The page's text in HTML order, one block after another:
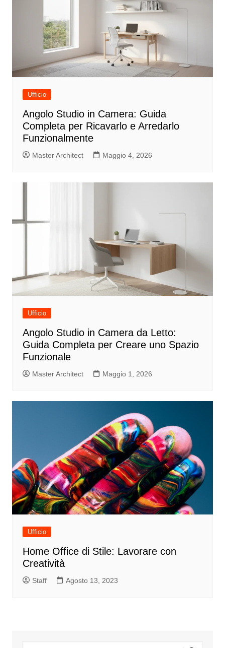
Ufficio
Angolo Studio in Camera: Guida
Completa per Ricavarlo e Arredarlo
Funzionalmente
Master Architect Maggio 4, 2026
Ufficio
Angolo Studio in Camera da Letto:
Guida Completa per Creare uno Spazio
Funzionale
Master Architect Maggio 1, 2026
Ufficio
Home Office di Stile: Lavorare con
Creatività
Staff Agosto 13, 2023